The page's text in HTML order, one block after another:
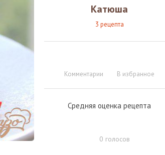
Катюша
3 рецепта
Комментарии В избранное
Средняя оценка рецепта
0 голосов